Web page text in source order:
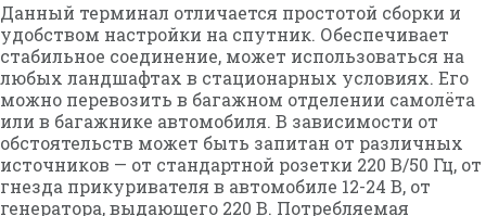
Данный терминал отличается простотой сборки и
удобством настройки на спутник. Обеспечивает
стабильное соединение, может использоваться на
любых ландшафтах в стационарных условиях. Его
можно перевозить в багажном отделении самолёта
или в багажнике автомобиля. В зависимости от
обстоятельств может быть запитан от различных
источников — от стандартной розетки 220 В/50 Гц, от
гнезда прикуривателя в автомобиле 12-24 В, от
генератора, выдающего 220 В. Потребляемая